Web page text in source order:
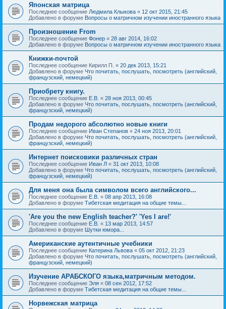
Японская матрица
Последнее сообщение Людмила Клыкова « 12 окт 2015, 21:45
Добавлено в форуме Вопросы о матричном изучении иностранного языка
Произношение From
Последнее сообщение Фонер « 28 авг 2014, 16:02
Добавлено в форуме Вопросы о матричном изучении иностранного языка
Книжки-почтой
Последнее сообщение Кирилл П. « 20 дек 2013, 15:21
Добавлено в форуме Что почитать, послушать, посмотреть (английский,
французский, немецкий)
Приобрету книгу.
Последнее сообщение Е.В. « 28 ноя 2013, 00:45
Добавлено в форуме Что почитать, послушать, посмотреть (английский,
французский, немецкий)
Продам недорого абсолютно новые книги
Последнее сообщение Иван Степанов « 24 ноя 2013, 20:01
Добавлено в форуме Что почитать, послушать, посмотреть (английский,
французский, немецкий)
Интернет поисковики различных стран
Последнее сообщение Иван Л « 31 окт 2013, 10:08
Добавлено в форуме Что почитать, послушать, посмотреть (английский,
французский, немецкий)
Для меня она была символом всего английского...
Последнее сообщение Е.В. « 08 апр 2013, 16:08
Добавлено в форуме Тибетская медитация на общие темы...
'Are you the new English teacher?' 'Yes I are!'
Последнее сообщение Е.В. « 13 мар 2013, 14:57
Добавлено в форуме Шутки юмора...
Американские аутентичные учебники
Последнее сообщение Катерина Львова « 05 окт 2012, 21:23
Добавлено в форуме Что почитать, послушать, посмотреть (английский,
французский, немецкий)
Изучение АРАБСКОГО языка,матричным методом.
Последнее сообщение Эля « 08 сен 2012, 17:52
Добавлено в форуме Тибетская медитация на общие темы...
Норвежская матрица